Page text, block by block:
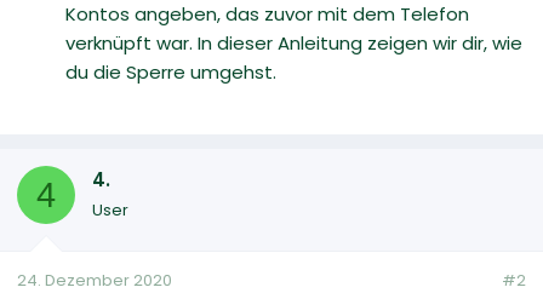
Kontos angeben, das zuvor mit dem Telefon
verknüpft war. In dieser Anleitung zeigen wir dir, wie
du die Sperre umgehst.
4 4.
User
24. Dezember 2020 #2